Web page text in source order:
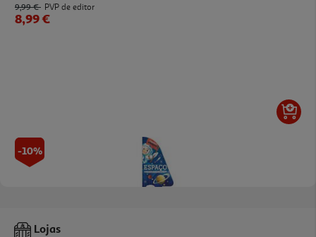
9,99 € PVP de editor
8,99 €
-10%
Livro Pequenos Aprendizes - Espaço
Lojas